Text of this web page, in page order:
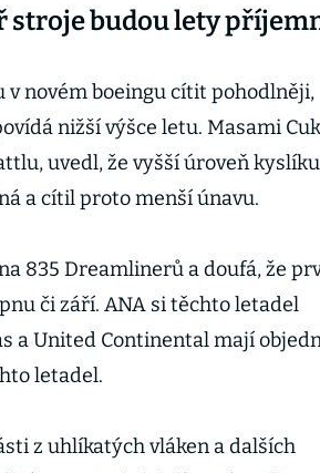
budou lety
v novém boeingu cítit pohodlněji,
nižší výšce letu. Masami
uvedl, že vyšší úroveň
a cítil proto menší únavu.
835 Dreamlinerů a doufá, že
či září. ANA si těchto letadel
a United Continental mají
letadel.
z uhlíkatých vláken a dalších